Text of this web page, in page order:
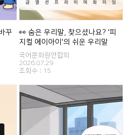
꾸
👀 숨은 우리말, 찾으셨나요? '피
지컬 에이아이'의 쉬운 우리말
국어문화원연합회
2026.07.29
조회수 : 15